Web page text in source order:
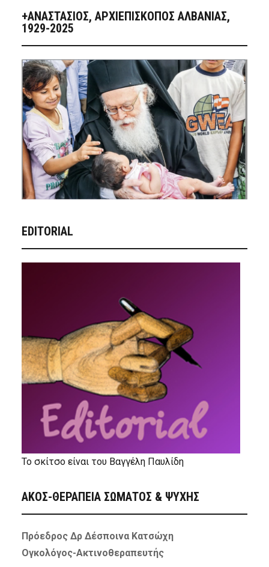
+ΑΝΑΣΤΆΣΙΟΣ, ΑΡΧΙΕΠΊΣΚΟΠΟΣ ΑΛΒΑΝΊΑΣ,
1929-2025
EDITORIAL
Το σκίτσο είναι του Βαγγέλη Παυλίδη
ΑΚΟΣ-ΘΕΡΑΠΕΙΑ ΣΩΜΑΤΟΣ & ΨΥΧΗΣ
Πρόεδρος Δρ Δέσποινα Κατσώχη
Ογκολόγος-Ακτινοθεραπευτής